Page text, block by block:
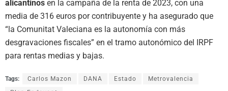
alicantinos en la campaña de la renta de 2023, con una
media de 316 euros por contribuyente y ha asegurado que
“la Comunitat Valeciana es la autonomía con más
desgravaciones fiscales” en el tramo autonómico del IRPF
para rentas medias y bajas.
Tags: Carlos Mazon DANA Estado
Metrovalencia